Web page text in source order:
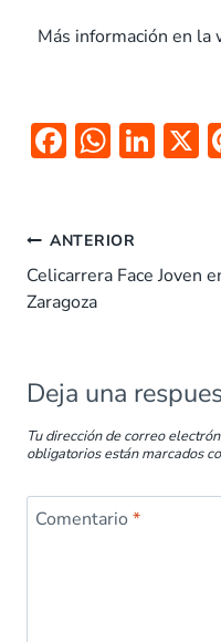
Más información en la
F
b
o
o
W
s
A
Li
dI
X
ANTERIOR
Celicarrera Face Joven
Zaragoza
Deja una
Tu dirección de correo
obligatorios están marcados
Comentario *